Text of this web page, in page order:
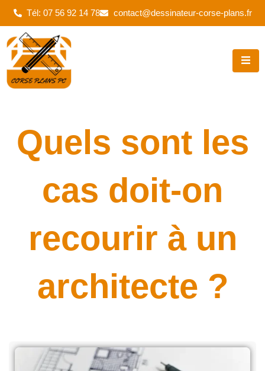
Aller
contenu
Tél: 07 56 92 14 78 contact@dessinateur-corse-plans.fr
Quels sont les
cas doit-on
recourir à un
architecte ?